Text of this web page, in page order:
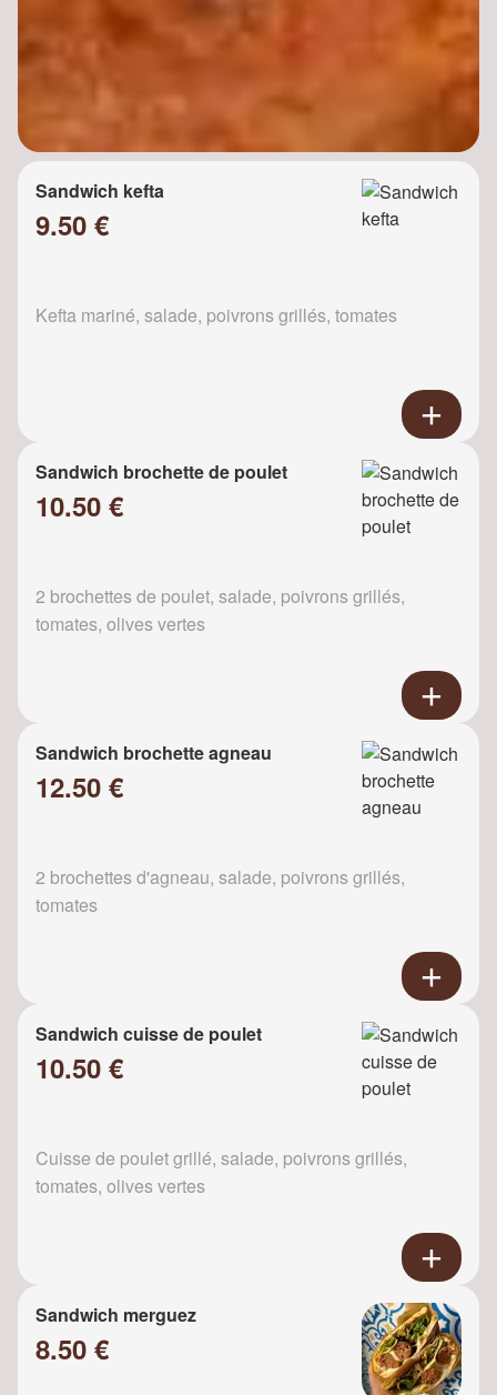
Sandwich kefta
9.50 €
Kefta mariné, salade, poivrons grillés, tomates
Sandwich brochette de poulet
10.50 €
2 brochettes de poulet, salade, poivrons grillés,
tomates, olives vertes
Sandwich brochette agneau
12.50 €
2 brochettes d'agneau, salade, poivrons grillés,
tomates
Sandwich cuisse de poulet
10.50 €
Cuisse de poulet grillé, salade, poivrons grillés,
tomates, olives vertes
Sandwich merguez
8.50 €